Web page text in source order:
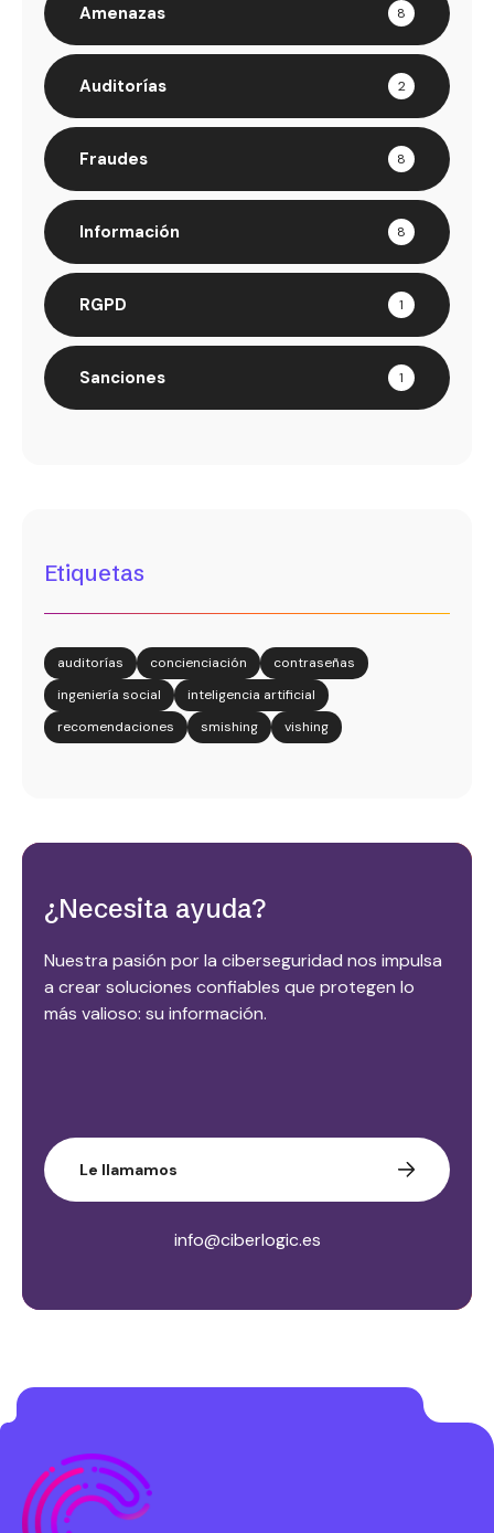
Amenazas 8
Auditorías 2
Fraudes 8
Información 8
RGPD 1
Sanciones 1
Etiquetas
auditorías concienciación
contraseñas
ingeniería social
inteligencia artificial
recomendaciones
smishing vishing
¿Necesita ayuda?
Nuestra pasión por la ciberseguridad nos impulsa
a crear soluciones confiables que protegen lo
más valioso: su información.
Le llamamos
info@ciberlogic.es